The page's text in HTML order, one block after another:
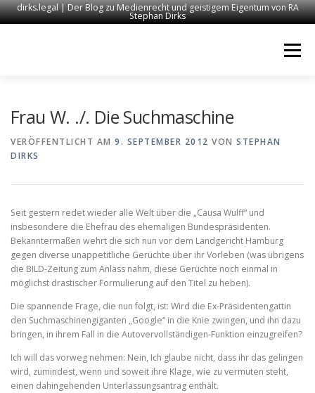
dirks.legal | Der Blog zu Medienrecht und geistigem Eigentum von RA
Stephan Dirks
Menü
MEDIEN
Frau W. ./. Die Suchmaschine
VERÖFFENTLICHT AM 9. SEPTEMBER 2012 VON STEPHAN
DIRKS
Seit gestern redet wieder alle Welt über die „Causa Wulff“ und
insbesondere die Ehefrau des ehemaligen Bundespräsidenten.
Bekanntermaßen wehrt die sich nun vor dem Landgericht Hamburg
gegen diverse unappetitliche Gerüchte über ihr Vorleben (was übrigens
die BILD-Zeitung zum Anlass nahm, diese Gerüchte noch einmal in
möglichst drastischer Formulierung auf den Titel zu heben).
Die spannende Frage, die nun folgt, ist: Wird die Ex-Präsidentengattin
den Suchmaschinengiganten „Google“ in die Knie zwingen, und ihn dazu
bringen, in ihrem Fall in die Autovervollständigen-Funktion einzugreifen?
Ich will das vorweg nehmen: Nein, Ich glaube nicht, dass ihr das gelingen
wird, zumindest, wenn und soweit ihre Klage, wie zu vermuten steht,
einen dahingehenden Unterlassungsantrag enthält.